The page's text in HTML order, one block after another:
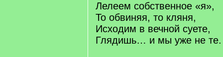
Лелеем собственное «я»,
То обвиняя, то кляня,
Исходим в вечной суете,
Глядишь… и мы уже не те.